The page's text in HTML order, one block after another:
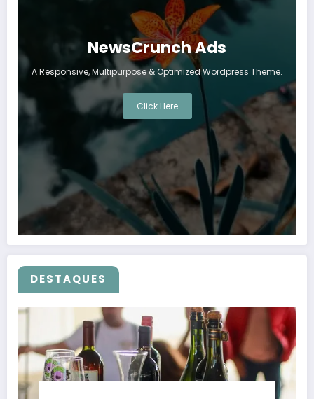
NewsCrunch Ads
A Responsive, Multipurpose & Optimized Wordpress Theme.
Click Here
DESTAQUES